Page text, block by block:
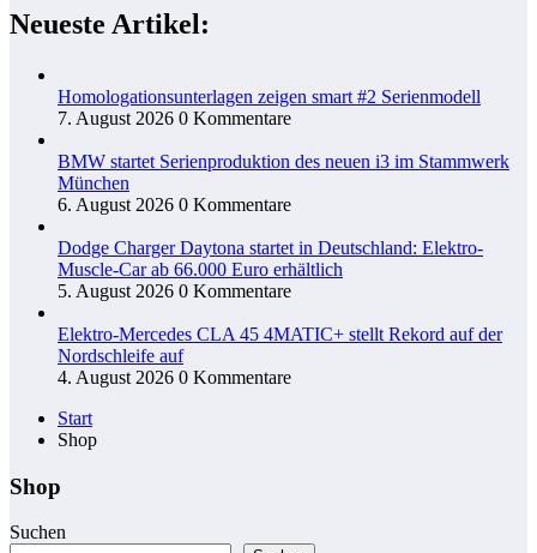
Neueste Artikel:
Homologationsunterlagen zeigen smart #2 Serienmodell
7. August 2026 0 Kommentare
BMW startet Serienproduktion des neuen i3 im Stammwerk
München
6. August 2026 0 Kommentare
Dodge Charger Daytona startet in Deutschland: Elektro-
Muscle-Car ab 66.000 Euro erhältlich
5. August 2026 0 Kommentare
Elektro-Mercedes CLA 45 4MATIC+ stellt Rekord auf der
Nordschleife auf
4. August 2026 0 Kommentare
Start
Shop
Shop
Suchen